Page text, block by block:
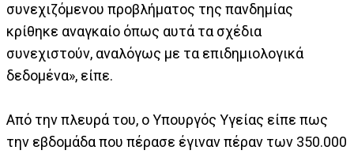
συνεχιζόμενου προβλήματος της πανδημίας
κρίθηκε αναγκαίο όπως αυτά τα σχέδια
συνεχιστούν, αναλόγως με τα επιδημιολογικά
δεδομένα», είπε.
Από την πλευρά του, ο Υπουργός Υγείας είπε πως
την εβδομάδα που πέρασε έγιναν πέραν των 350.000